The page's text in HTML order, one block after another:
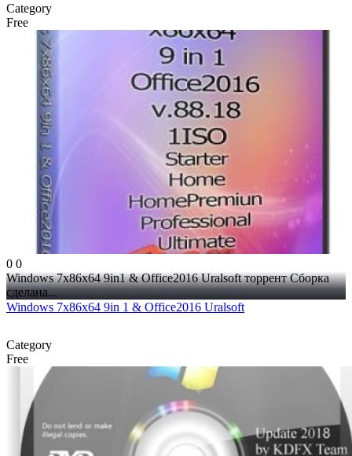
Category
Free
0 0
Windows 7x86x64 9in1 & Office2016 Uralsoft торрент Сборка
сделана...
Windows 7x86x64 9in 1 & Office2016 Uralsoft
Category
Free